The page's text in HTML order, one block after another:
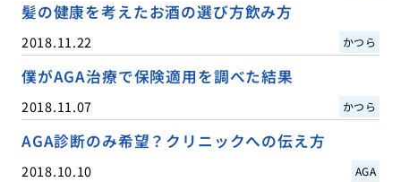
髪の健康を考えたお酒の選び方飲み方
2018.11.22 かつら
僕がAGA治療で保険適用を調べた結果
2018.11.07 かつら
AGA診断のみ希望？クリニックへの伝え方
2018.10.10 AGA